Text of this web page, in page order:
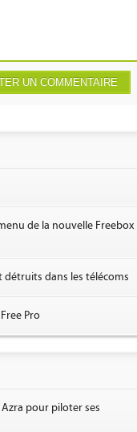
UN COMMENTAIRE
de la nouvelle Freebox
détruits dans les télécoms
Pro
pour piloter ses